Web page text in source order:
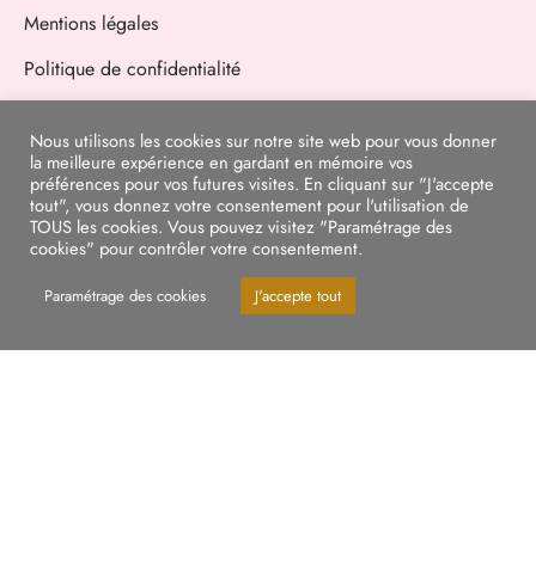
Les Belles de Marie, prêt à porter tailles standards et grandes tailles, chaussures,
Mentions légales
Politique de confidentialité
SUIVEZ-NOUS
Suivez nos actualités sur les réseaux :
Nous utilisons les cookies sur notre site web pour vous donner
la meilleure expérience en gardant en mémoire vos
préférences pour vos futures visites. En cliquant sur "J'accepte
tout", vous donnez votre consentement pour l'utilisation de
TOUS les cookies. Vous pouvez visitez "Paramétrage des
cookies" pour contrôler votre consentement.
Paramétrage des cookies J'accepte tout